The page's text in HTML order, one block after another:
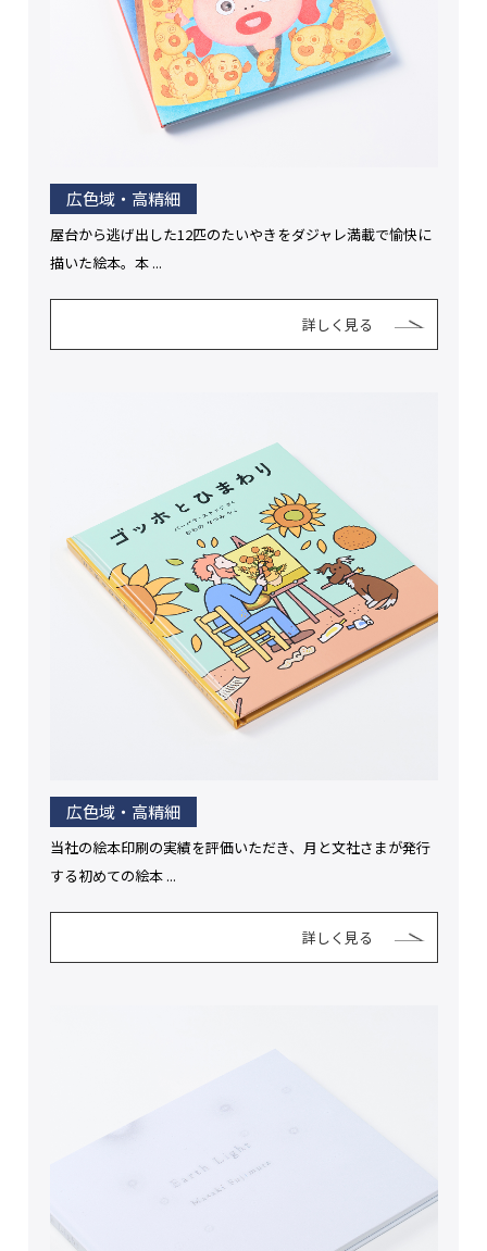
広色域・高精細
屋台から逃げ出した12匹のたいやきをダジャレ満載で愉快に
描いた絵本。本 ...
詳しく見る
広色域・高精細
当社の絵本印刷の実績を評価いただき、月と文社さまが発行
する初めての絵本 ...
詳しく見る